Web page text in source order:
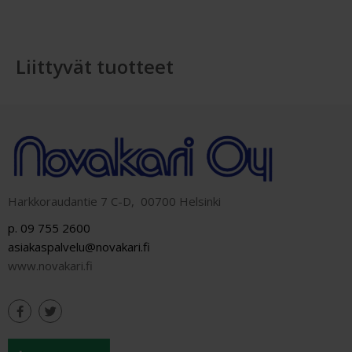
Liittyvät tuotteet
Harkkoraudantie 7 C-D, 00700 Helsinki
p. 09 755 2600
asiakaspalvelu@novakari.fi
www.novakari.fi